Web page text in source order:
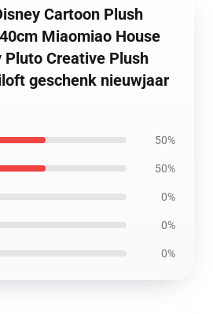
Cartoon Plush
Miaomiao House
Creative Plush
geschenk nieuwjaar
50%
50%
0%
0%
0%